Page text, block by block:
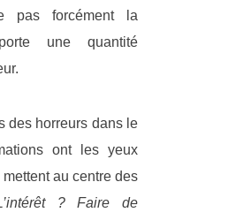
pas forcément la
une quantité
des horreurs dans le
ont les yeux
au centre des
? Faire de